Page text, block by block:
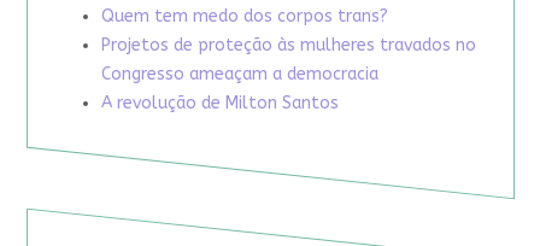
Quem tem medo dos corpos trans?
Projetos de proteção às mulheres travados no
Congresso ameaçam a democracia
A revolução de Milton Santos